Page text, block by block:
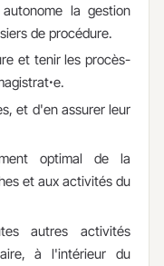
la gestion
de procédure.
et tenir les procès-
et d'en assurer leur
optimal de la
et aux activités du
autres activités
à l'intérieur du